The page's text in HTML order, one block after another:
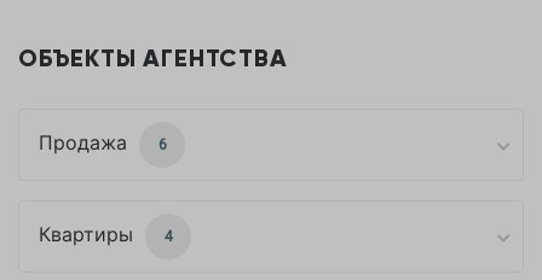
ОБЪЕКТЫ АГЕНТСТВА
Продажа 6
Квартиры 4